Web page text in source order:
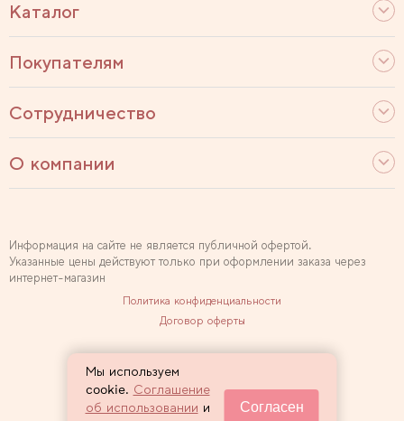
Каталог
Покупателям
Сотрудничество
О компании
2007 — 2026 Sewclub
Информация на сайте не является публичной офертой.
Указанные цены действуют только при оформлении заказа через
интернет-магазин
Политика конфиденциальности
Договор оферты
Мы используем
cookie. Соглашение
об использовании и
Согласен